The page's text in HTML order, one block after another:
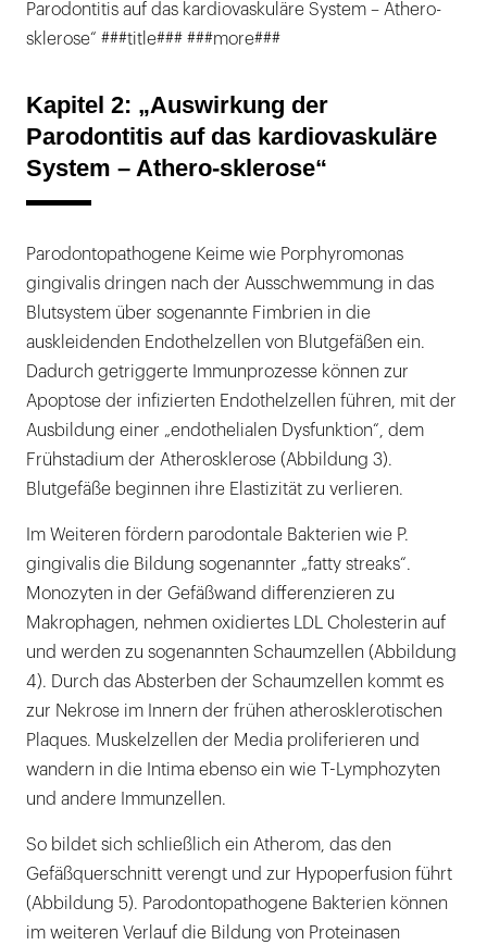
Parodontitis auf das kardiovaskuläre System – Athero-
sklerose“ ###title### ###more###
Kapitel 2: „Auswirkung der
Parodontitis auf das kardiovaskuläre
System – Athero-sklerose“
Parodontopathogene Keime wie Porphyromonas
gingivalis dringen nach der Ausschwemmung in das
Blutsystem über sogenannte Fimbrien in die
auskleidenden Endothelzellen von Blutgefäßen ein.
Dadurch getriggerte Immunprozesse können zur
Apoptose der infizierten Endothelzellen führen, mit der
Ausbildung einer „endothelialen Dysfunktion“, dem
Frühstadium der Atherosklerose (Abbildung 3).
Blutgefäße beginnen ihre Elastizität zu verlieren.
Im Weiteren fördern parodontale Bakterien wie P.
gingivalis die Bildung sogenannter „fatty streaks“.
Monozyten in der Gefäßwand differenzieren zu
Makrophagen, nehmen oxidiertes LDL Cholesterin auf
und werden zu sogenannten Schaumzellen (Abbildung
4). Durch das Absterben der Schaumzellen kommt es
zur Nekrose im Innern der frühen atherosklerotischen
Plaques. Muskelzellen der Media proliferieren und
wandern in die Intima ebenso ein wie T-Lymphozyten
und andere Immunzellen.
So bildet sich schließlich ein Atherom, das den
Gefäßquerschnitt verengt und zur Hypoperfusion führt
(Abbildung 5). Parodontopathogene Bakterien können
im weiteren Verlauf die Bildung von Proteinasen